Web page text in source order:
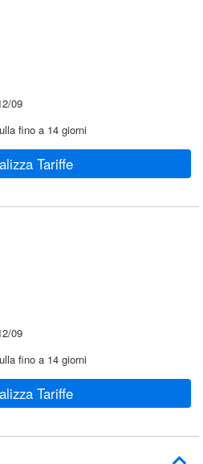
09
fino a 14 giorni
Tariffe
09
fino a 14 giorni
Tariffe